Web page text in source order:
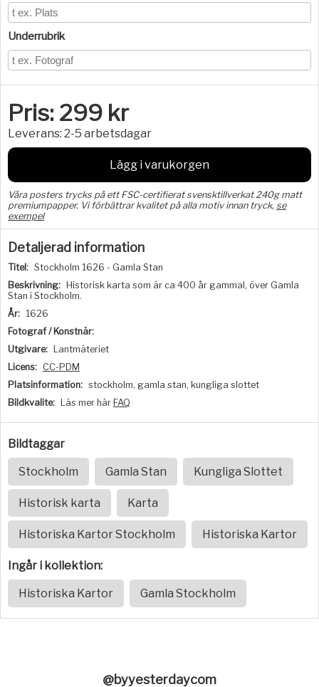
Underrubrik
Pris: 299 kr
Leverans: 2-5 arbetsdagar
Lägg i varukorgen
Våra posters trycks på ett FSC-certifierat svensktillverkat 240g matt
premiumpapper. Vi förbättrar kvalitet på alla motiv innan tryck, se
exempel
Detaljerad information
Titel: Stockholm 1626 - Gamla Stan
Beskrivning:
Historisk karta som är ca 400 år gammal, över Gamla
Stan i Stockholm.
År: 1626
Fotograf / Konstnär:
Utgivare:
Lantmäteriet
Licens: CC-PDM
Platsinformation: stockholm, gamla stan, kungliga slottet
Bildkvalite:
Läs mer här FAQ
Bildtaggar
Stockholm Gamla Stan Kungliga Slottet
Historisk karta Karta
Historiska Kartor Stockholm Historiska Kartor
Ingår i kollektion:
Historiska Kartor Gamla Stockholm
@byyesterdaycom